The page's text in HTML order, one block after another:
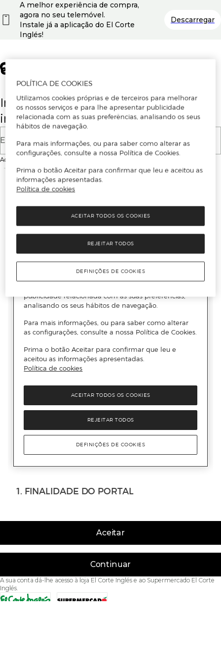
Insira o seu email para se registar ou
iniciar sessão.
E-mail
Ao continuar, aceitas as
Aceitar
Continuar
A sua conta dá-lhe acesso à loja El Corte Inglés e ao Supermercado El Corte
Inglés.
A melhor experiência de compra,
agora no seu telemóvel.
Instale já a aplicação do El Corte
Inglés!
Descarregar
POLÍTICA DE COOKIES
Utilizamos cookies próprias e de terceiros para melhorar
os nossos serviços e para lhe apresentar publicidade
relacionada com as suas preferências, analisando os seus
hábitos de navegação.
Para mais informações, ou para saber como alterar as
configurações, consulte a nossa Política de Cookies.
Prima o botão Aceitar para confirmar que leu e aceitou as
informações apresentadas.
Política de cookies
REJEITAR TODOS
ACEITAR TODOS OS COOKIES
DEFINIÇÕES DE COOKIES